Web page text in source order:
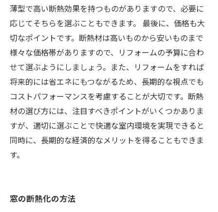
薄型で高い断熱効果を持つものがありますので、必要に
応じてそちらを選ぶこともできます。 最後に、価格も大
切なポイントです。断熱材は高いものから安いものまで
様々な価格帯がありますので、リフォームの予算に合わ
せて選ぶようにしましょう。また、リフォームをすれば
将来的には省エネにもつながるため、長期的な視点でも
コストパフォーマンスを考慮することが大切です。断熱
材の選び方には、注目すべきポイントがいくつかありま
すが、適切に選ぶことで快適な室内環境を実現できると
同時に、長期的な経済的なメリットを得ることもできま
す。
窓の断熱化の方法